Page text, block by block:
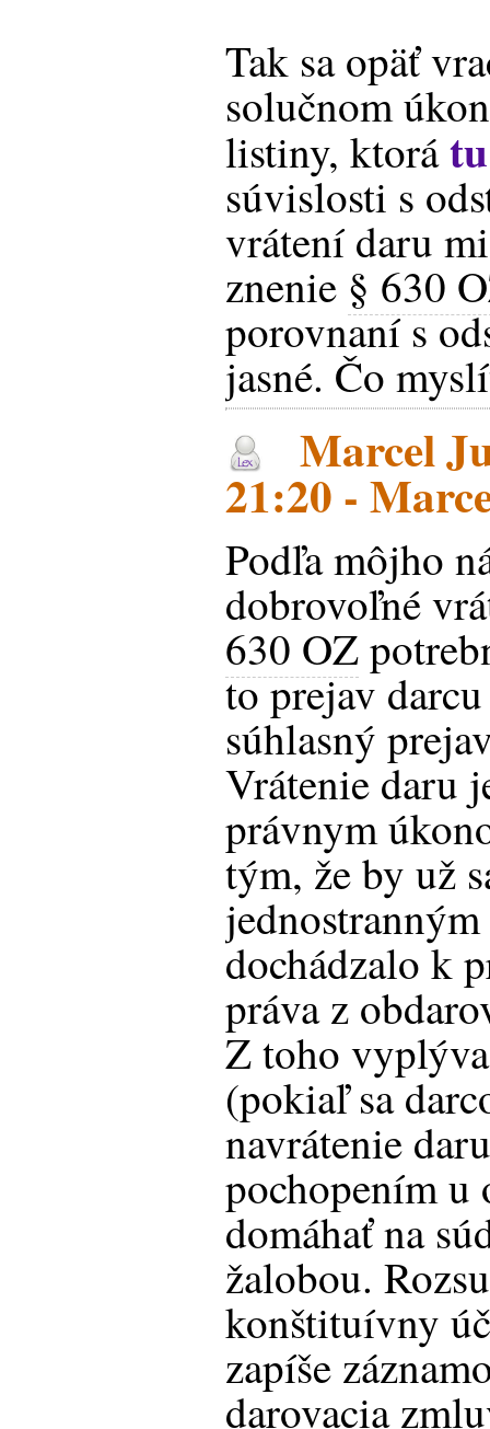
Tak sa opäť
solučnom
listiny, ktorátu
súvislosti s
vrátení daru
znenie § 630
porovnaní s
jasné. Čo
Marcel
21:20 -
Podľa môjho
dobrovoľné
630 OZ
to prejav
súhlasný
Vrátenie daru
právnym
tým, že by už
dochádzalo k
práva z
Z toho
(pokiaľ sa
navrátenie
pochopením u
domáhať na
žalobou.
konštituívny
zapíše
darovacia